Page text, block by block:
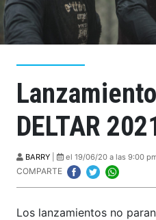
DELTAR
BARRY el 19/06/20 a las 9:00
COMPARTE
Los lanzamientos no